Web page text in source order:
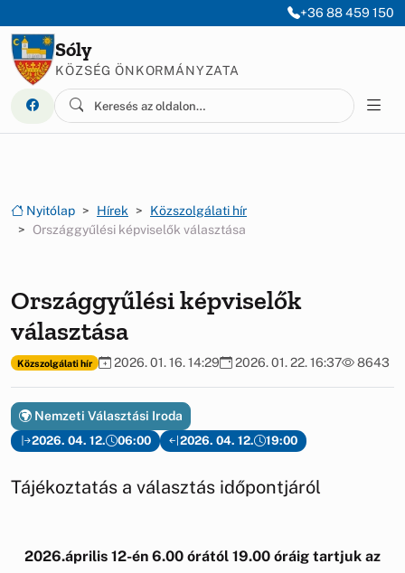
+36 88 459 150
Sóly
KÖZSÉG ÖNKORMÁNYZATA
Nyitólap Hírek
Közszolgálati hír
Országgyűlési képviselők választása
Országgyűlési képviselők
választása
Közszolgálati hír 2026. 01. 16. 14:29 2026. 01. 22. 16:37 8643
2026. 04. 12. 06:00 2026. 04. 12. 19:00
Nemzeti Választási Iroda
Tájékoztatás a választás időpontjáról
2026.április 12-én 6.00 órától 19.00 óráig tartjuk az